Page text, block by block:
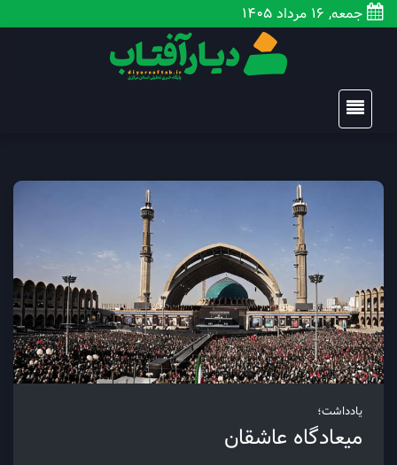
جمعه, 16 مرداد 1405
یادداشت؛
میعادگاه عاشقان